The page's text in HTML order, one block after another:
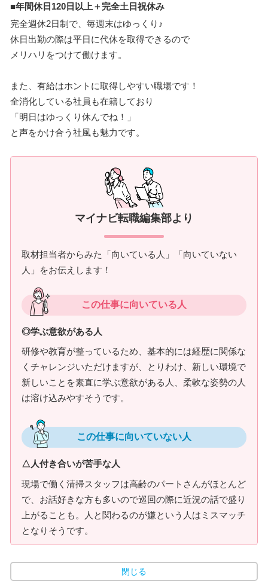
■年間休日120日以上＋完全土日祝休み
完全週休2日制で、毎週末はゆっくり♪
休日出勤の際は平日に代休を取得できるので
メリハリをつけて働けます。
また、有給はホントに取得しやすい職場です！
全消化している社員も在籍しており
「明日はゆっくり休んでね！」
と声をかけ合う社風も魅力です。
マイナビ転職編集部より
取材担当者からみた「向いている人」「向いていない
人」をお伝えします！
この仕事に向いている人
◎学ぶ意欲がある人
研修や教育が整っているため、基本的には経歴に関係な
くチャレンジいただけますが、とりわけ、新しい環境で
新しいことを素直に学ぶ意欲がある人、柔軟な姿勢の人
は溶け込みやすそうです。
この仕事に向いていない人
△人付き合いが苦手な人
現場で働く清掃スタッフは高齢のパートさんがほとんど
で、お話好きな方も多いので巡回の際に近況の話で盛り
上がることも。人と関わるのが嫌という人はミスマッチ
となりそうです。
閉じる